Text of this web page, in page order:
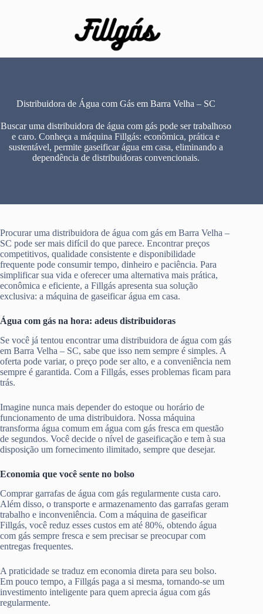
Distribuidora de Água com Gás em Barra Velha – SC
Buscar uma distribuidora de água com gás pode ser trabalhoso
e caro. Conheça a máquina Fillgás: econômica, prática e
sustentável, permite gaseificar água em casa, eliminando a
dependência de distribuidoras convencionais.
Procurar uma distribuidora de água com gás em Barra Velha –
SC pode ser mais difícil do que parece. Encontrar preços
competitivos, qualidade consistente e disponibilidade
frequente pode consumir tempo, dinheiro e paciência. Para
simplificar sua vida e oferecer uma alternativa mais prática,
econômica e eficiente, a Fillgás apresenta sua solução
exclusiva: a máquina de gaseificar água em casa.
Água com gás na hora: adeus distribuidoras
Se você já tentou encontrar uma distribuidora de água com gás
em Barra Velha – SC, sabe que isso nem sempre é simples. A
oferta pode variar, o preço pode ser alto, e a conveniência nem
sempre é garantida. Com a Fillgás, esses problemas ficam para
trás.
Imagine nunca mais depender do estoque ou horário de
funcionamento de uma distribuidora. Nossa máquina
transforma água comum em água com gás fresca em questão
de segundos. Você decide o nível de gaseificação e tem à sua
disposição um fornecimento ilimitado, sempre que desejar.
Economia que você sente no bolso
Comprar garrafas de água com gás regularmente custa caro.
Além disso, o transporte e armazenamento das garrafas geram
trabalho e inconveniência. Com a máquina de gaseificar
Fillgás, você reduz esses custos em até 80%, obtendo água
com gás sempre fresca e sem precisar se preocupar com
entregas frequentes.
A praticidade se traduz em economia direta para seu bolso.
Em pouco tempo, a Fillgás paga a si mesma, tornando-se um
investimento inteligente para quem aprecia água com gás
regularmente.